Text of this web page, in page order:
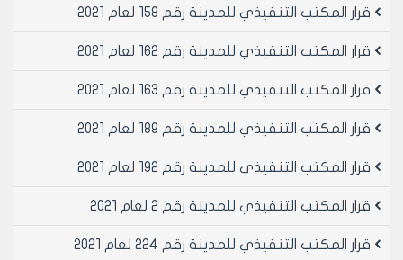
قرار المكتب التنفيذي للمدينة رقم 158 لعام 2021
قرار المكتب التنفيذي للمدينة رقم 162 لعام 2021
قرار المكتب التنفيذي للمدينة رقم 163 لعام 2021
قرار المكتب التنفيذي للمدينة رقم 189 لعام 2021
قرار المكتب التنفيذي للمدينة رقم 192 لعام 2021
قرار المكتب التنفيذي للمدينة رقم 2 لعام 2021
قرار المكتب التنفيذي للمدينة رقم 224 لعام 2021